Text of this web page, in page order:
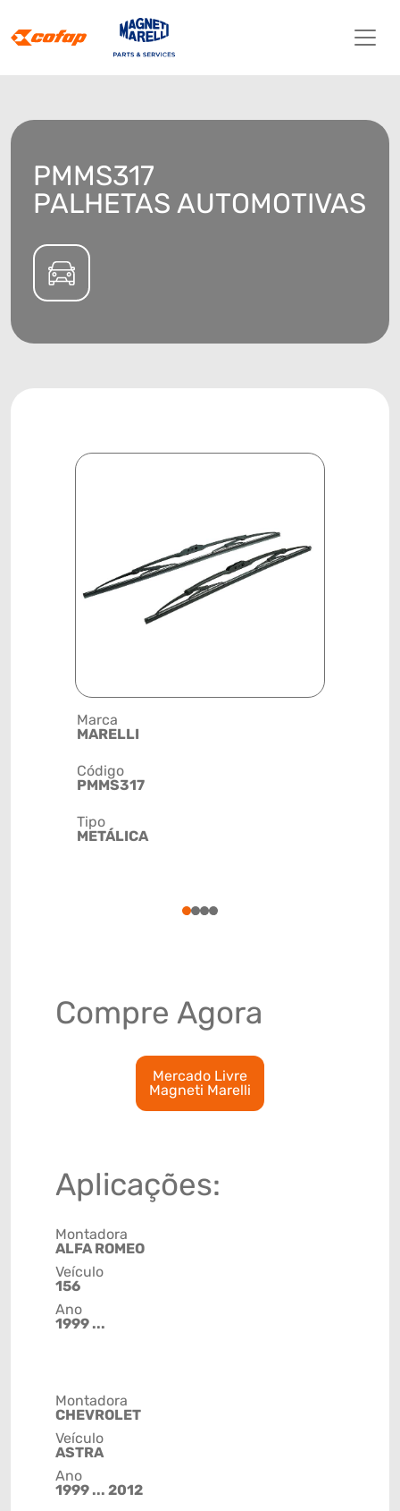
PMMS317
PALHETAS AUTOMOTIVAS
Marca
MARELLI
Código
PMMS317
Tipo
METÁLICA
1234
Compre Agora
Mercado Livre
Magneti Marelli
Aplicações:
Montadora
ALFA ROMEO
Veículo
156
Ano
1999 ...
Montadora
CHEVROLET
Veículo
ASTRA
Ano
1999 ... 2012